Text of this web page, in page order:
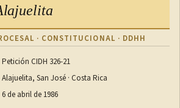
· CONSTITUCIONAL · DDHH
Petición CIDH 326-21
Alajuelita, San José · Costa Rica
6 de abril de 1986